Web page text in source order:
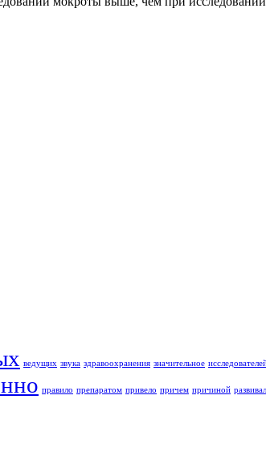
ведущих звука здравоохранения значительное
правило препаратом привело причем причиной